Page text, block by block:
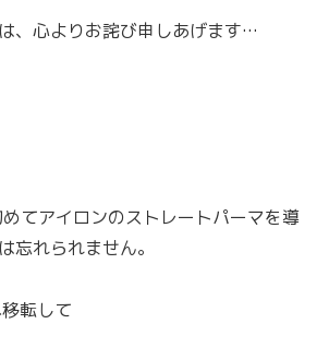
、心よりお詫び申しあげます…
てアイロンのストレートパーマを導
忘れられません。
転して